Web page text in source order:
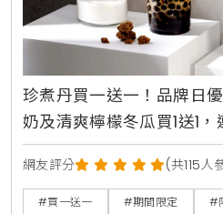
珍煮丹買一送一！品牌日
奶及清爽檸檬冬瓜買1送1
網友評分 (共115人
#買一送一 #期間限定 #